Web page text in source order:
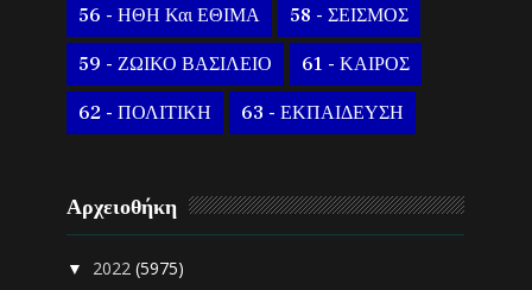
56 - ΗΘΗ Και ΕΘΙΜΑ 58 - ΣΕΙΣΜΟΣ
59 - ΖΩΙΚΟ ΒΑΣΙΛΕΙΟ 61 - ΚΑΙΡΟΣ
62 - ΠΟΛΙΤΙΚΗ 63 - ΕΚΠΑΙΔΕΥΣΗ
Αρχειοθήκη
▼ 2022(5975)